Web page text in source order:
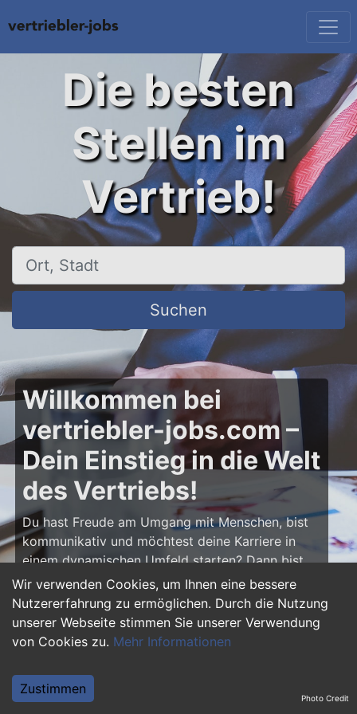
Wir verwenden Cookies, um Ihnen eine bessere
Nutzererfahrung zu ermöglichen. Durch die Nutzung
unserer Webseite stimmen Sie unserer Verwendung
von Cookies zu. Mehr Informationen
Zustimmen
Die besten
Stellen im
Vertrieb!
Ort, Stadt
Suchen
Willkommen bei
vertriebler-jobs.com –
Dein Einstieg in die Welt
des Vertriebs!
Du hast Freude am Umgang mit Menschen, bist
kommunikativ und möchtest deine Karriere in
einem dynamischen Umfeld starten? Dann bist
du aufvertriebler-jobs.comgenau richtig! Hier
findest du zahlreiche Ausbildungsplätze und
Einstiegsjobs im Vertrieb – von klassischen
Vertriebspositionen über Außendienst bis hin zu
Vertriebler und entwickle deine Talente!
Photo Credit